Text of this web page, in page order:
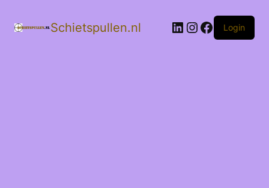
Schietspullen.nl LinkedIn
Instagram
Facebook
Login